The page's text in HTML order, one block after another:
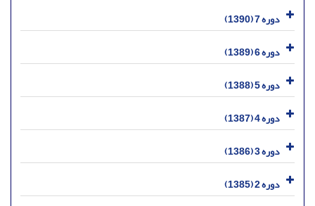
دوره 7 (1390)
دوره 6 (1389)
دوره 5 (1388)
دوره 4 (1387)
دوره 3 (1386)
دوره 2 (1385)